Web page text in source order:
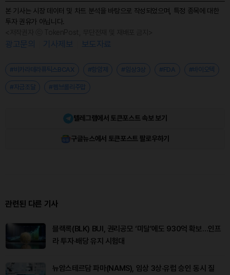
본 기사는 시장 데이터 및 차트 분석을 바탕으로 작성되었으며, 특정 종목에 대한
투자 권유가 아닙니다.
광고문의 기사제보 보도자료
#비카라테라퓨틱스BCAX #항암제 #임상3상 #FDA #바이오텍
#자금조달 #펨브롤리주맙
텔레그램에서 토큰포스트 속보 보기
구글뉴스에서 토큰포스트 팔로우하기
관련된 다른 기사
블랙록(BLK) BUI, 권리공모 ‘미달’에도 930억 확보…인프
라 투자·배당 유지 시험대
뉴암스테르담 파마(NAMS), 임상 3상·유럽 승인 동시 질